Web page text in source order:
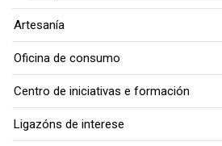
Artesanía
Oficina de consumo
Centro de iniciativas e formación
Ligazóns de interese